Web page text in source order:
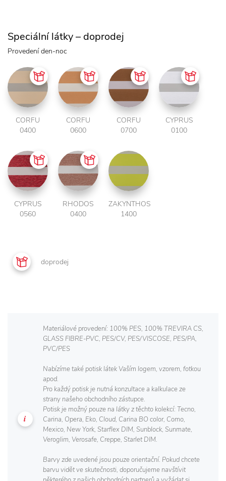
Speciální látky – doprodej
Provedení den-noc
CORFU
0400
CORFU
0600
CORFU
0700
CYPRUS
0100
CYPRUS
0560
RHODOS
0400
ZAKYNTHOS
1400
doprodej
Materiálové provedení: 100% PES, 100% TREVIRA CS,
GLASS FIBRE-PVC, PES/CV, PES/VISCOSE, PES/PA,
PVC/PES
Nabízíme také potisk látek Vaším logem, vzorem, fotkou
apod.
Pro každý potisk je nutná konzultace a kalkulace ze
strany našeho obchodního zástupce.
Potisk je možný pouze na látky z těchto kolekcí: Tecno,
Carina, Opera, Eko, Cloud, Carina BO color, Como,
Mexico, New York, Starflex DIM, Sunblock, Sunmate,
Veroglim, Verosafe, Creppe, Starlet DIM.
Barvy zde uvedené jsou pouze orientační. Pokud chcete
barvu vidět ve skutečnosti, doporučujeme navštívit